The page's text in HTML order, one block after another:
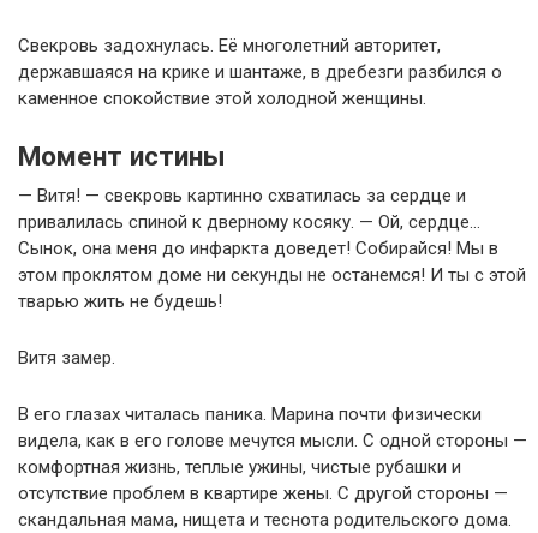
Свекровь задохнулась. Её многолетний авторитет,
державшаяся на крике и шантаже, в дребезги разбился о
каменное спокойствие этой холодной женщины.
Момент истины
— Витя! — свекровь картинно схватилась за сердце и
привалилась спиной к дверному косяку. — Ой, сердце…
Сынок, она меня до инфаркта доведет! Собирайся! Мы в
этом проклятом доме ни секунды не останемся! И ты с этой
тварью жить не будешь!
Витя замер.
В его глазах читалась паника. Марина почти физически
видела, как в его голове мечутся мысли. С одной стороны —
комфортная жизнь, теплые ужины, чистые рубашки и
отсутствие проблем в квартире жены. С другой стороны —
скандальная мама, нищета и теснота родительского дома.